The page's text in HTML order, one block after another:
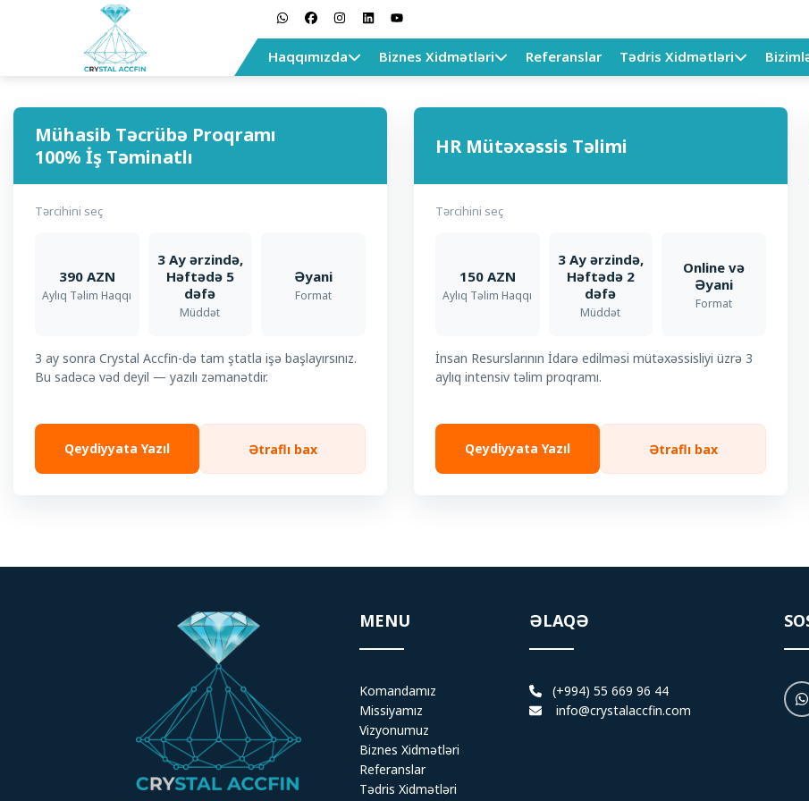
Haqqımızda Biznes Xidmətləri Referanslar Tədris Xidmətləri
CRYSTAL ACCFIN Təlimləri
Biznes ehtiyaclarınıza uyğun xidmət paketini seçin.
Mühasib Təcrübə Proqramı
100% İş Təminatlı
Tərcihini seç
390 AZN
Aylıq Təlim Haqqı
3 Ay ərzində,
Həftədə 5
dəfə
Müddət
Əyani
Format
3 ay sonra Crystal Accfin-də tam ştatla işə başlayırsınız.
Bu sadəcə vəd deyil — yazılı zəmanətdir.
Qeydiyyata Yazıl Ətraflı bax
HR Mütəxəssis Təlimi
Tərcihini seç
150 AZN
Aylıq Təlim Haqqı
3 Ay ərzində,
Həftədə 2
dəfə
Müddət
Online və
Əyani
Format
İnsan Resurslarının İdarə edilməsi mütəxəssisliyi üzrə 3
aylıq intensiv təlim proqramı.
Qeydiyyata Yazıl Ətraflı bax
MENU
Komandamız
Missiyamız
Vizyonumuz
Biznes Xidmətləri
Referanslar
Tədris Xidmətləri
ƏLAQƏ
(+994) 55 669 96 44
info@crystalaccfin.com